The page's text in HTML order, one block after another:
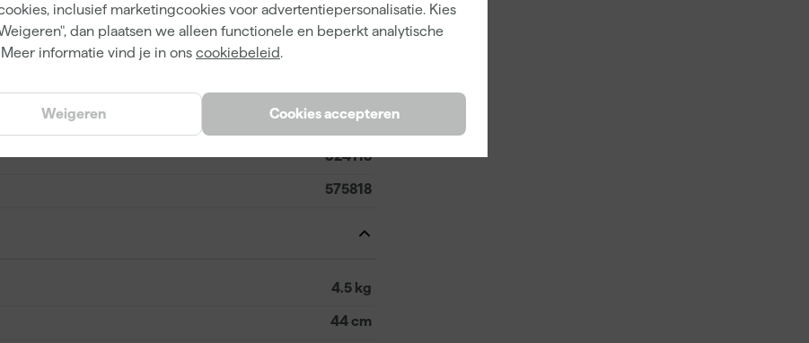
inclusief marketingcookies voor advertentiepersonalisatie. Kies
dan plaatsen we alleen functionele en beperkt analytische
informatie vind je in ons cookiebeleid.
Cookies accepteren
Weigeren
Ja
4014549343531
324118
575818
4.5 kg
44 cm